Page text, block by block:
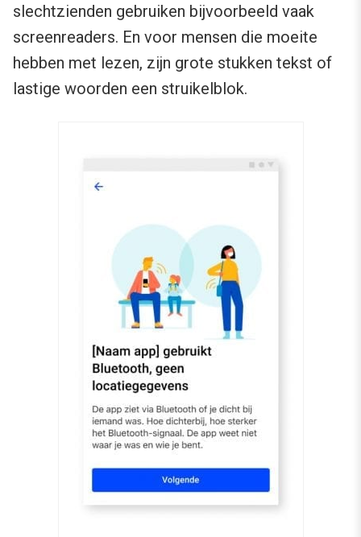
slechtzienden gebruiken bijvoorbeeld vaak
screenreaders. En voor mensen die moeite
hebben met lezen, zijn grote stukken tekst of
lastige woorden een struikelblok.